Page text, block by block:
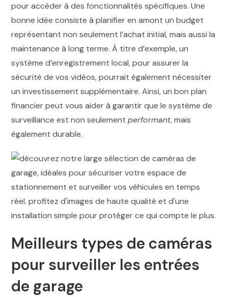
pour accéder à des fonctionnalités spécifiques. Une
bonne idée consiste à planifier en amont un budget
représentant non seulement l’achat initial, mais aussi la
maintenance à long terme. À titre d’exemple, un
système d’enregistrement local, pour assurer la
sécurité de vos vidéos, pourrait également nécessiter
un investissement supplémentaire. Ainsi, un bon plan
financier peut vous aider à garantir que le système de
surveillance est non seulementperformant, mais
également durable.
Meilleurs types de caméras
pour surveiller les entrées
de garage